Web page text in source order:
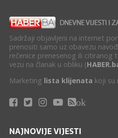
Sadržaji objavljeni na internet
prenositi samo uz obavezu
rečenice prenesenog ili citiranog
vezu na članak u obliku (
Marketing lista klijenata koji su
ok
NAJNOVIJE VIJESTI